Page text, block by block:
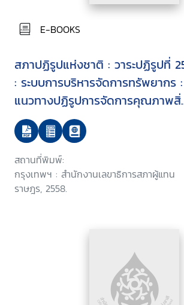
E-BOOKS
สภาปฏิรูปแห่งชาติ : วาระปฏิรูปที่
: ระบบการบริหารจัดการทรัพยากร :
แนวทางปฏิรูปการจัดการคุณภาพสิ่
แวดล้อมในภาคอุตสาหกรรม
สถานที่พิมพ์:
กรุงเทพฯ : สำนักงานเลขาธิการสภาผู้แทน
ราษฎร, 2558.